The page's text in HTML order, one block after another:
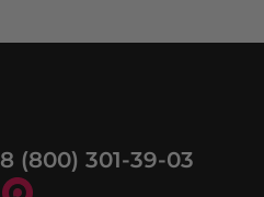
8 (800) 301-39-03